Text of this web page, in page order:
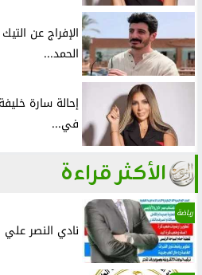
الإفراج عن
الحمد...
في...
الأكثر قراءة
رياضة
نادي النصر